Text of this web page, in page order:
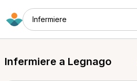
Infermiere
Infermiere a Legnago